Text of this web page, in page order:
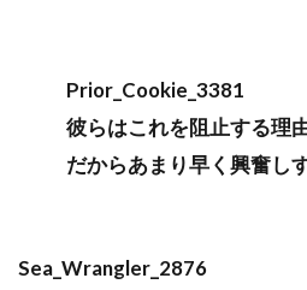
Prior_Cookie_3381
彼らはこれを阻止する理
だからあまり早く興奮し
Sea_Wrangler_2876